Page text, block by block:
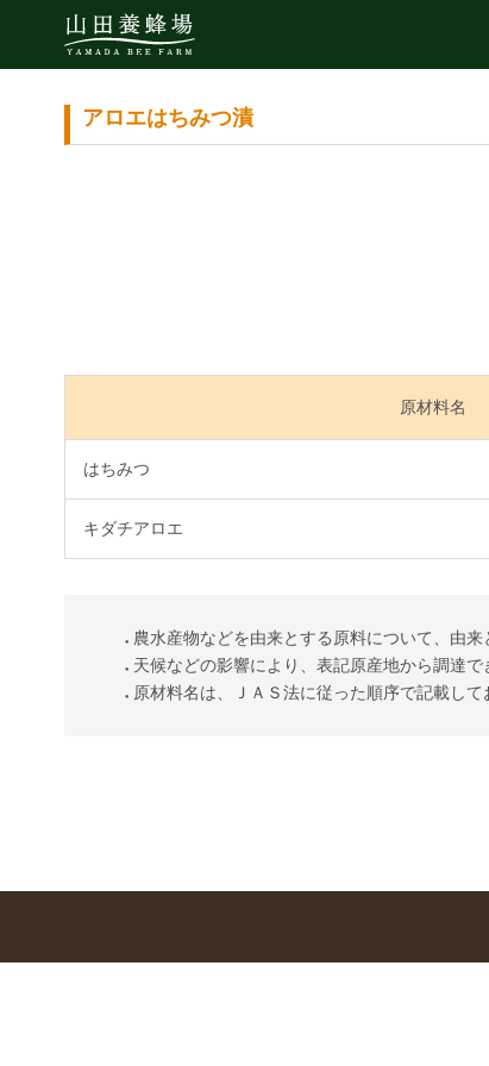
アロエはちみつ漬
原材料名
はちみつ
キダチアロエ
農水産物などを由来とする原料について、由
天候などの影響により、表記原産地から調達
原材料名は、ＪＡＳ法に従った順序で記載して